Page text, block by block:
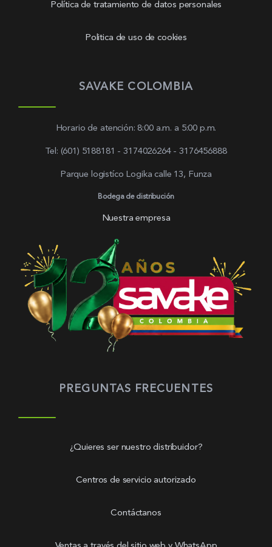
Política de tratamiento de datos personales
Politica de uso de cookies
SAVAKE COLOMBIA
Horario de atención: 8:00 a.m. a 5:00 p.m.
Tel: (601) 5188181 - 3174026264 - 3176456888
Parque logistíco Logika calle 13, Funza
Bodega de distribución
Nuestra empresa
PREGUNTAS FRECUENTES
¿Quieres ser nuestro distribuidor?
Centros de servicio autorizado
Contáctanos